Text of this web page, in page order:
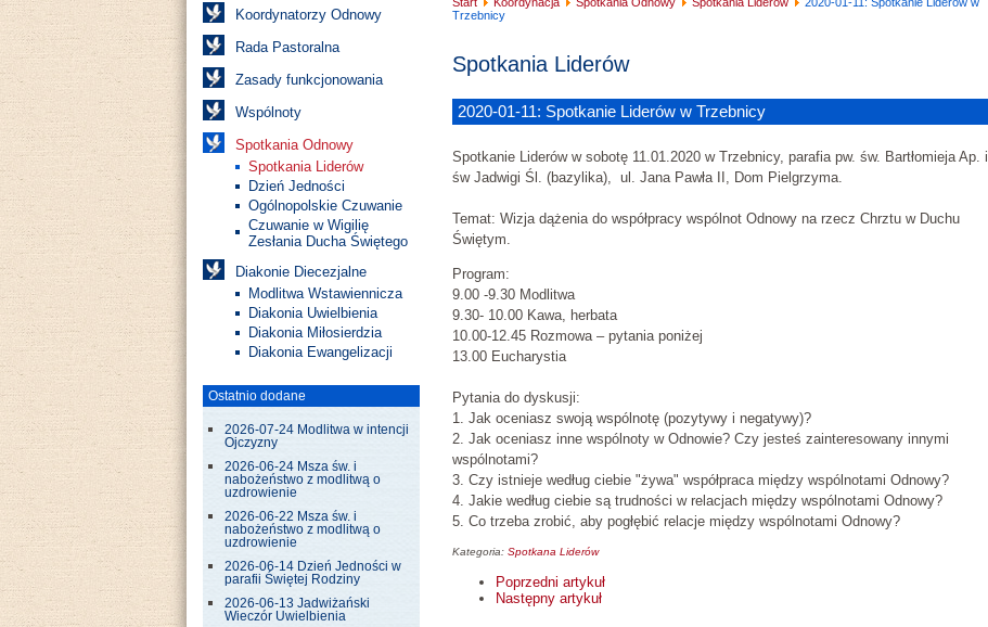
Koordynatorzy Odnowy
Rada Pastoralna
Zasady funkcjonowania
Wspólnoty
Spotkania Odnowy
Spotkania Liderów
Dzień Jedności
Ogólnopolskie Czuwanie
Czuwanie w Wigilię
Zesłania Ducha Świętego
Diakonie Diecezjalne
Modlitwa Wstawiennicza
Diakonia Uwielbienia
Diakonia Miłosierdzia
Diakonia Ewangelizacji
Ostatnio dodane
2026-07-24 Modlitwa w intencji
Ojczyzny
2026-06-24 Msza św. i
nabożeństwo z modlitwą o
uzdrowienie
2026-06-22 Msza św. i
nabożeństwo z modlitwą o
uzdrowienie
2026-06-14 Dzień Jedności w
parafii Świętej Rodziny
2026-06-13 Jadwiżański
Wieczór Uwielbienia
Trzebnicy
Spotkania Liderów
2020-01-11: Spotkanie Liderów w Trzebnicy
Spotkanie Liderów w sobotę 11.01.2020 w Trzebnicy, parafia pw. św. Bartłomieja Ap. i
św Jadwigi Śl. (bazylika), ul. Jana Pawła II, Dom Pielgrzyma.
Temat: Wizja dążenia do współpracy wspólnot Odnowy na rzecz Chrztu w Duchu
Świętym.
Program:
9.00 -9.30 Modlitwa
9.30- 10.00 Kawa, herbata
10.00-12.45 Rozmowa – pytania poniżej
13.00 Eucharystia
Pytania do dyskusji:
1. Jak oceniasz swoją wspólnotę (pozytywy i negatywy)?
2. Jak oceniasz inne wspólnoty w Odnowie? Czy jesteś zainteresowany innymi
wspólnotami?
3. Czy istnieje według ciebie "żywa" współpraca między wspólnotami Odnowy?
4. Jakie według ciebie są trudności w relacjach między wspólnotami Odnowy?
5. Co trzeba zrobić, aby pogłębić relacje między wspólnotami Odnowy?
Kategoria: Spotkana Liderów
Poprzedni artykuł
Następny artykuł